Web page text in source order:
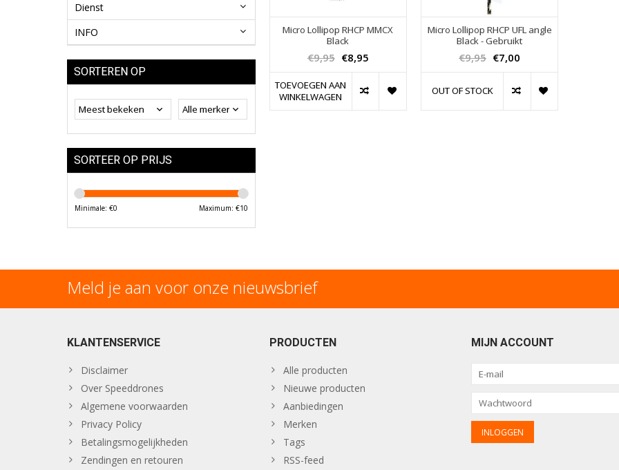
Dienst
INFO
SORTEREN OP
SORTEER OP PRIJS
Minimale: €0 Maximum: €10
Micro Lollipop RHCP MMCX
Black
€9,95 €8,95
TOEVOEGEN AAN
WINKELWAGEN
Micro Lollipop RHCP UFL angle
Black - Gebruikt
€9,95 €7,00
OUT OF STOCK
Meld je aan voor onze nieuwsbrief
KLANTENSERVICE
Disclaimer
Over Speeddrones
Algemene voorwaarden
Privacy Policy
Betalingsmogelijkheden
Zendingen en retouren
PRODUCTEN
Alle producten
Nieuwe producten
Aanbiedingen
Merken
Tags
RSS-feed
MIJN ACCOUNT